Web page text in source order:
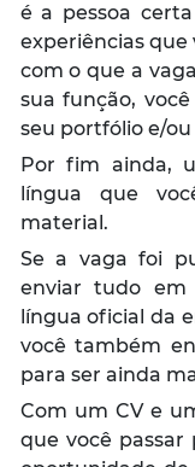
é a pessoa
experiências que
com o que a
sua função,
seu portfólio e/
Por fim ainda,
língua que
material.
Se a vaga foi
enviar tudo em
língua oficial da
você também
para ser ainda
Com um CV e
que você